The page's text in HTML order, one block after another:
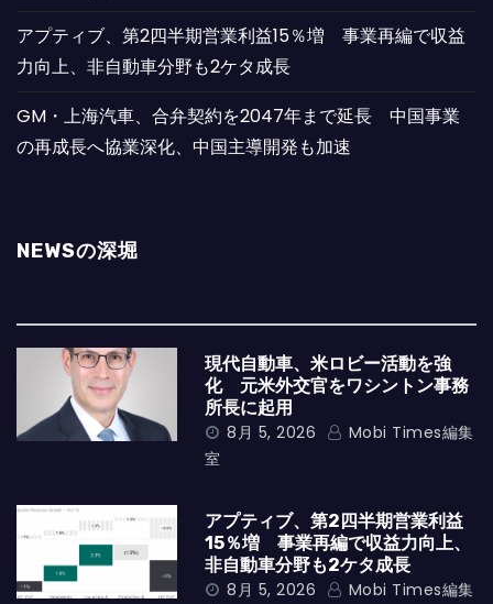
アプティブ、第2四半期営業利益15％増 事業再編で収益
力向上、非自動車分野も2ケタ成長
GM・上海汽車、合弁契約を2047年まで延長 中国事業
の再成長へ協業深化、中国主導開発も加速
NEWSの深堀
現代自動車、米ロビー活動を強
化 元米外交官をワシントン事務
所長に起用
8月 5, 2026
Mobi Times編集
室
アプティブ、第2四半期営業利益
15％増 事業再編で収益力向上、
非自動車分野も2ケタ成長
8月 5, 2026
Mobi Times編集